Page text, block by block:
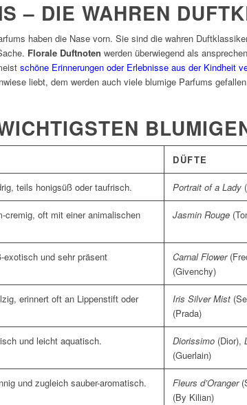
– DIE WAHREN
haben die Nase vorn. Sie sind die wahren
Florale Duftnoten werden überwiegend als
schöne Erinnerungen oder Erlebnisse aus der Kindheit
liebt, dem werden auch viele blumige Parfums
DÜFTE
teils honigsüß oder taufrisch. Portrait of a Lady
cremig, oft mit einer animalischen
Jasmin Rouge
und sehr präsent
Carnal Flower
(Givenchy)
erinnert oft an Lippenstift oder
Iris Silver Mist
(Prada)
und leicht aquatisch. Diorissimo (Dior),
(Guerlain)
und zugleich sauber-aromatisch. Fleurs d’Oranger
(By Kilian)